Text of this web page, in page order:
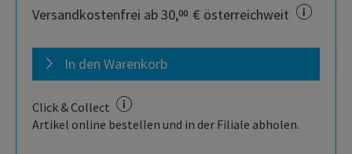
Versandkostenfrei ab 30,00 € österreichweit
In den Warenkorb
Click & Collect
Artikel online bestellen und in der Filiale abholen.